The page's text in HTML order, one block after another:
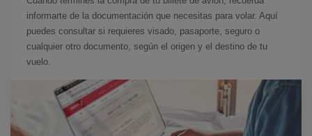
informarte de la documentación que necesitas para volar. Aquí
puedes consultar si requieres visado, pasaporte, seguro o
cualquier otro documento, según el origen y el destino de tu
vuelo.